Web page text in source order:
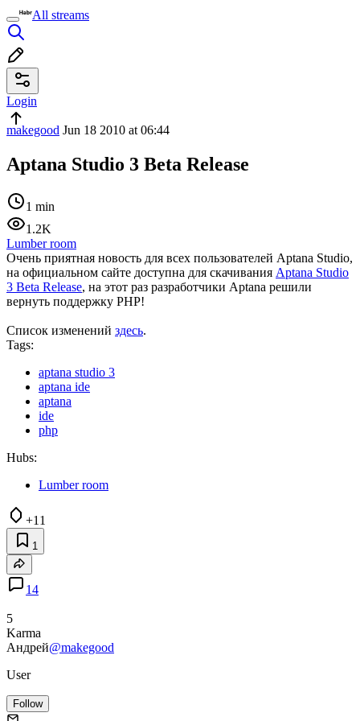
All streams
Login
makegood Jun 18 2010 at 06:44
Aptana Studio 3 Beta Release
1 min
1.2K
Lumber room
Очень приятная новость для всех пользователей Aptana Studio,
на официальном сайте доступна для скачивания Aptana Studio
3 Beta Release, на этот раз разработчики Aptana решили
вернуть поддержку PHP!
Список изменений здесь.
Tags:
aptana studio 3
aptana ide
aptana
ide
php
Hubs:
Lumber room
+11
1
14
5
Karma
Андрей@makegood
User
Follow